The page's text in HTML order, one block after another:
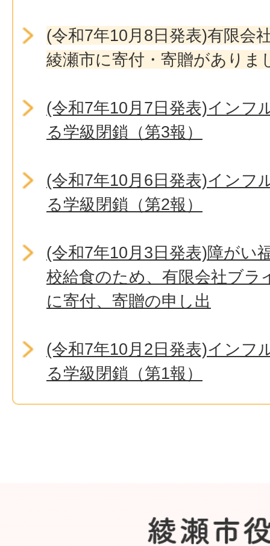
(令和7年10月8日発表)有限会
綾瀬市に寄付・寄贈がありま
(令和7年10月7日発表)インフ
る学級閉鎖（第3報）
(令和7年10月6日発表)インフ
る学級閉鎖（第2報）
(令和7年10月3日発表)障がい
校給食のため、有限会社ブラ
に寄付、寄贈の申し出
(令和7年10月2日発表)インフ
る学級閉鎖（第1報）